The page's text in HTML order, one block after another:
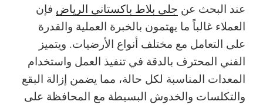
عند البحث عن جلي بلاط باكستاني الرياض فإن
العملاء غالباً ما يهتمون بالخبرة العملية والقدرة
على التعامل مع مختلف أنواع الأرضيات. ويتميز
الفني المحترف بالدقة في تنفيذ العمل واستخدام
المعدات المناسبة لكل حالة، مما يضمن إزالة البقع
والتكلسات والخدوش البسيطة مع المحافظة على